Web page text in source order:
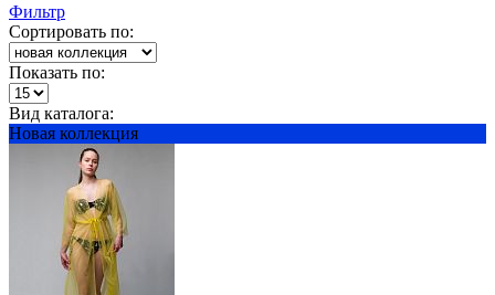
Фильтр
Сортировать по:
Показать по:
Вид каталога:
Новая коллекция